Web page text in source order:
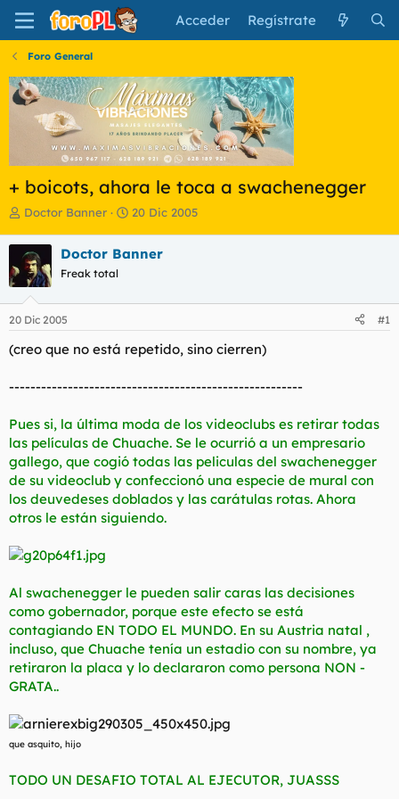
Acceder Regístrate
Foro General
+ boicots, ahora le toca a swachenegger
I
i
c
a
d
o
d
l
e
a
Doctor Banner
F
h
e
i
i
20 Dic 2005
Doctor Banner
Freak total
20 Dic 2005 #1
(creo que no está repetido, sino cierren)
-------------------------------------------------------
Pues si, la última moda de los videoclubs es retirar todas
las películas de Chuache. Se le ocurrió a un empresario
gallego, que cogió todas las peliculas del swachenegger
de su videoclub y confeccionó una especie de mural con
los deuvedeses doblados y las carátulas rotas. Ahora
otros le están siguiendo.
Al swachenegger le pueden salir caras las decisiones
como gobernador, porque este efecto se está
contagiando EN TODO EL MUNDO. En su Austria natal ,
incluso, que Chuache tenía un estadio con su nombre, ya
retiraron la placa y lo declararon como persona NON -
GRATA..
que asquito, hijo
TODO UN DESAFIO TOTAL AL EJECUTOR, JUASSS